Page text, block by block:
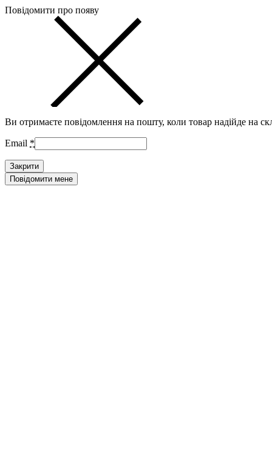
Повідомити про появу
Ви отримаєте повідомлення на пошту, коли товар надійде на
Email *
Закрити
Повідомити мене